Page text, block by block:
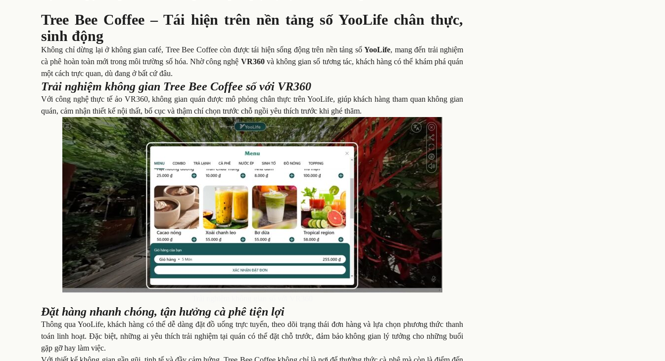
Tree Bee Coffee – Tái hiện trên nền tảng số YooLife chân thực,
sinh động
Không chỉ dừng lại ở không gian café, Tree Bee Coffee còn được tái hiện sống động trên nền tảng sốYooLife, mang đến trải nghiệm
cà phê hoàn toàn mới trong môi trường số hóa. Nhờ công nghệ VR360và không gian số tương tác, khách hàng có thể khám phá quán
một cách trực quan, dù đang ở bất cứ đâu.
Trải nghiệm không gian Tree Bee Coffee số với VR360
Với công nghệ thực tế ảo VR360, không gian quán được mô phỏng chân thực trên YooLife, giúp khách hàng tham quan không gian
quán, cảm nhận thiết kế nội thất, bố cục và thậm chí chọn trước chỗ ngồi yêu thích trước khi ghé thăm.
Đặt hàng nhanh chóng, tận hưởng cà phê tiện lợi
Thông qua YooLife, khách hàng có thể dễ dàng đặt đồ uống trực tuyến, theo dõi trạng thái đơn hàng và lựa chọn phương thức thanh
toán linh hoạt. Đặc biệt, những ai yêu thích trải nghiệm tại quán có thể đặt chỗ trước, đảm bảo không gian lý tưởng cho những buổi
gặp gỡ hay làm việc.